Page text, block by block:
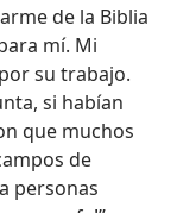
de la Biblia
mí. Mi
su trabajo.
si habían
que muchos
de
personas